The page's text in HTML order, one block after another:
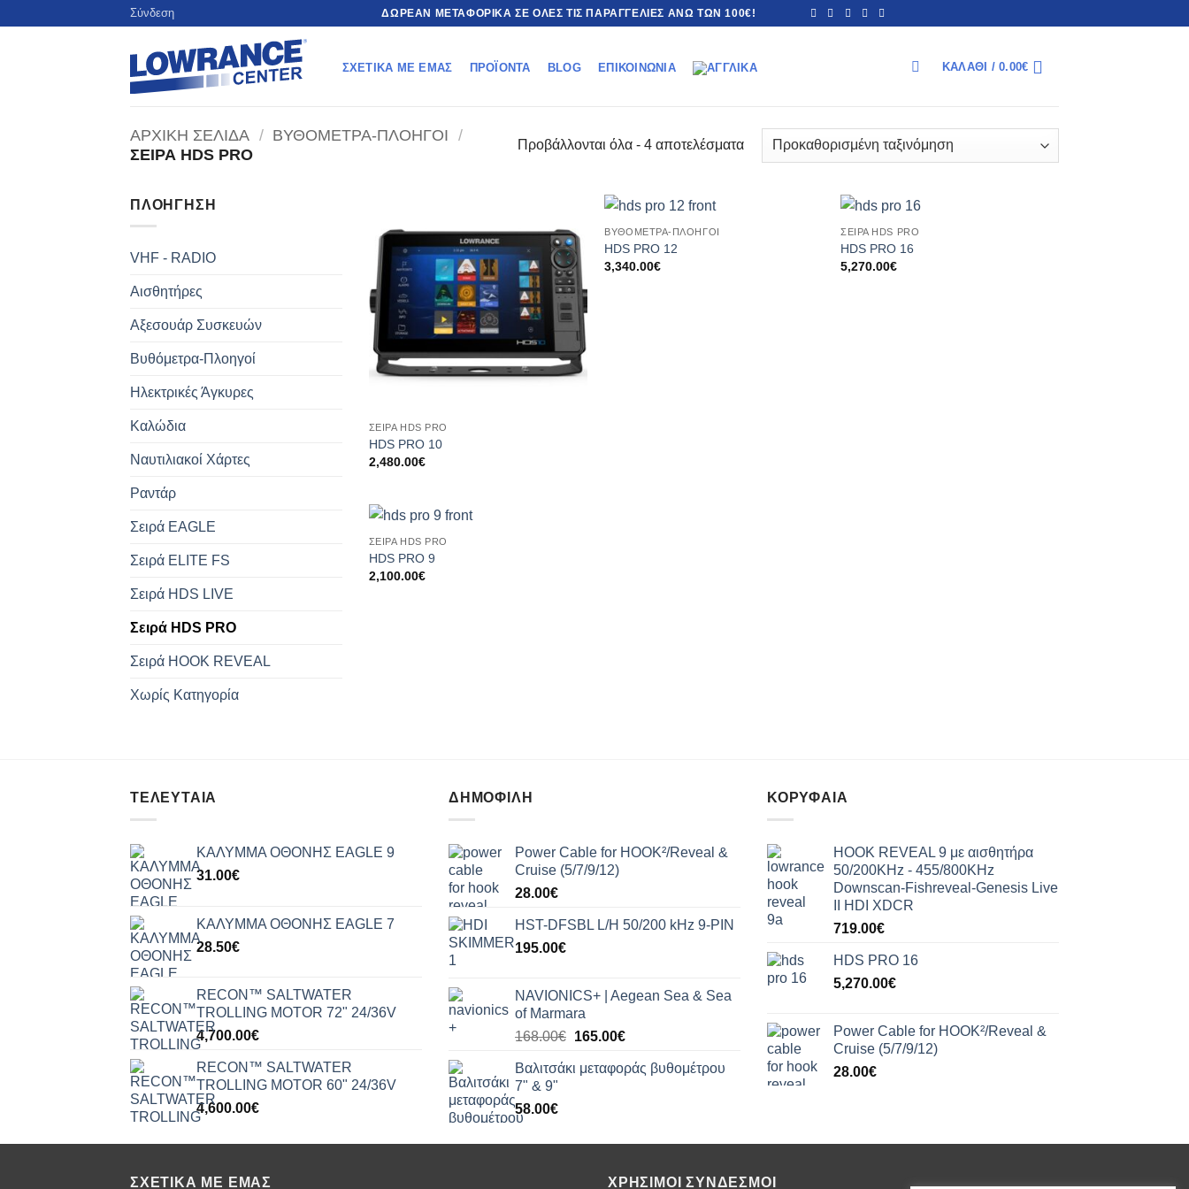
Σύνδεση ΔΩΡΕΆΝ ΜΕΤΑΦΟΡΙΚΆ ΣΕ ΌΛΕΣ ΤΙΣ ΠΑΡΑΓΓΕΛΊΕΣ ΆΝΩ ΤΩΝ 100€!
ΣΧΕΤΙΚΆ ΜΕ ΕΜΆΣ ΠΡΟΪΌΝΤΑ BLOG ΕΠΙΚΟΙΝΩΝΊΑ ΑΝΑΖΉΤΗΣΗ
ΚΑΛΆΘΙ /0.00€
ΑΡΧΙΚΉ ΣΕΛΊΔΑ / ΒΥΘΌΜΕΤΡΑ-ΠΛΟΗΓΟΊ /
ΣΕΙΡΆ HDS PRO
Προβάλλονται όλα - 4 αποτελέσματα
ΠΛΟΉΓΗΣΗ
VHF - RADIO
Αισθητήρες
Αξεσουάρ Συσκευών
Βυθόμετρα-Πλοηγοί
Ηλεκτρικές Άγκυρες
Καλώδια
Ναυτιλιακοί Χάρτες
Ραντάρ
Σειρά EAGLE
Σειρά ELITE FS
Σειρά HDS LIVE
Σειρά HDS PRO
Σειρά HOOK REVEAL
Χωρίς Κατηγορία
ΣΕΙΡΆ HDS PRO
HDS PRO 10
2,480.00€
ΒΥΘΌΜΕΤΡΑ-ΠΛΟΗΓΟΊ
HDS PRO 12
3,340.00€
ΣΕΙΡΆ HDS PRO
HDS PRO 16
5,270.00€
ΣΕΙΡΆ HDS PRO
HDS PRO 9
2,100.00€
ΤΕΛΕΥΤΑΊΑ
ΚΑΛΥΜΜΑ ΟΘΟΝΗΣ EAGLE 9
31.00€
ΚΑΛΥΜΜΑ ΟΘΟΝΗΣ EAGLE 7
28.50€
RECON™ SALTWATER
TROLLING MOTOR 72" 24/36V
4,700.00€
RECON™ SALTWATER
TROLLING MOTOR 60" 24/36V
4,600.00€
ΔΗΜΟΦΙΛΉ
Power Cable for HOOK²/Reveal &
Cruise (5/7/9/12)
28.00€
HST-DFSBL L/H 50/200 kHz 9-PIN
195.00€
NAVIONICS+ | Aegean Sea & Sea
of Marmara
168.00€ Original
was:
165.00€Η
τιμή
Βαλιτσάκι μεταφοράς βυθομέτρου
7" & 9"
58.00€
ΚΟΡΥΦΑΊΑ
HOOK REVEAL 9 με αισθητήρα
50/200KHz - 455/800KHz
Downscan-Fishreveal-Genesis Live
II HDI XDCR
719.00€
HDS PRO 16
5,270.00€
Power Cable for HOOK²/Reveal &
Cruise (5/7/9/12)
28.00€
ΣΧΕΤΙΚΆ ΜΕ ΕΜΆΣ ΧΡΉΣΙΜΟΙ ΣΎΝΔΕΣΜΟΙ